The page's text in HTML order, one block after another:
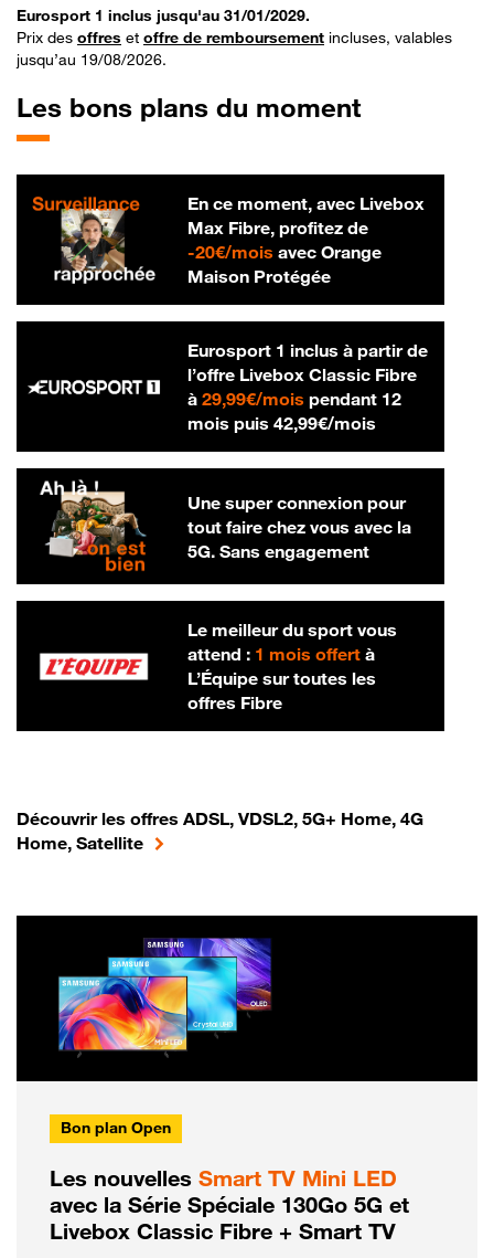
Eurosport 1 inclus jusqu'au 31/01/2029.
Prix des offres et offre de remboursement incluses, valables
jusqu’au 19/08/2026.
Les bons plans du moment
En ce moment, avec Livebox
Max Fibre, profitez de
-20€/mois20 € par mois
avec Orange
Maison Protégée
Eurosport 1 inclus à partir de
l’offre Livebox Classic Fibre
à 29,99€/mois29,99 € par mois
pendant 12
mois puis 42,99€/mois42,99 € par
Une super connexion pour
tout faire chez vous avec la
5G. Sans engagement
Le meilleur du sport vous
attend : 1 mois offertà
L’Équipe sur toutes les
offres Fibre
Découvrir les offres ADSL, VDSL2, 5G+ Home, 4G
Home, Satellite
Bon plan Open
Les nouvelles Smart TV Mini LED
avec la Série Spéciale 130Go 5G et
Livebox Classic Fibre + Smart TV